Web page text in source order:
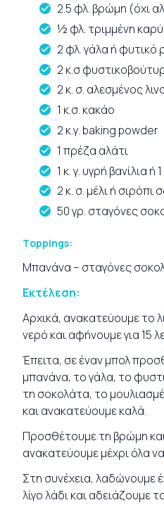
2.5 φλ. βρώμη (όχι
½ φλ. τριμμένη
2 φλ. γάλα ή
2 κ.σ
2 κ. σ. αλεσμένος
1 κ.σ. κακάο
2 κ.γ. baking powder
1 πρέζα αλάτι
1 κ. γ. υγρή βανίλια ή
2 κ. σ. μέλι ή
50 γρ. σταγόνες
Τoppings:
Μπανάνα – σταγόνες
Εκτέλεση:
Αρχικά, ανακατεύουμε το
νερό και αφήνουμε για 15
Έπειτα, σε έναν μπολ
μπανάνα, το γάλα, το
τη σοκολάτα, το
και ανακατεύουμε καλά.
Προσθέτουμε τη βρώμη
ανακατεύουμε μέχρι όλα
Στη συνέχεια, λαδώνουμε
λίγο λάδι και αδειάζουμε